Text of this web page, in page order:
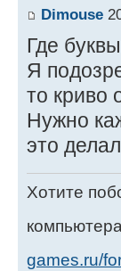
Dimouse
Где
Я
то криво
Нужно
это
Хотите
games.ru/